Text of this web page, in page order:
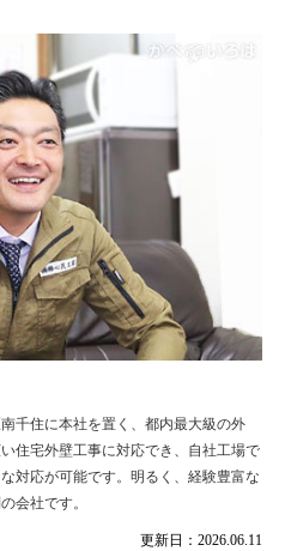
更新日：2026.06.11
千住に本社を置く、都内最大級の外
住宅外壁工事に対応でき、自社工場で
対応が可能です。明るく、経験豊富な
会社です。